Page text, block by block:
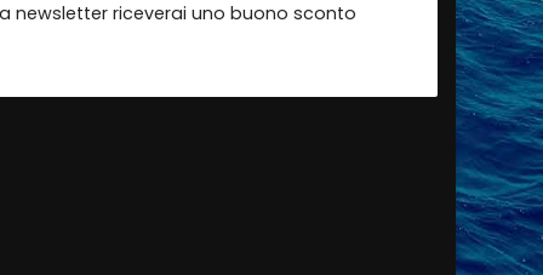
newsletter riceverai uno buono sconto